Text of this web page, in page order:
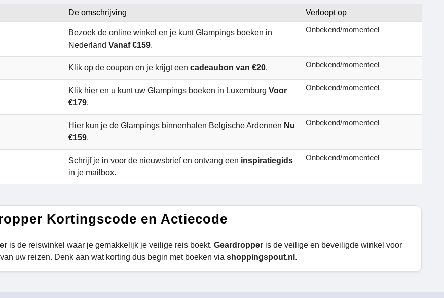
De omschrijving
Verloopt op
Bezoek de online winkel en je kunt Glampings boeken in
Nederland Vanaf €159.
Onbekend/momenteel
Klik op de coupon en je krijgt een cadeaubon van €20. Onbekend/momenteel
Klik hier en u kunt uw Glampings boeken in Luxemburg Voor
€179.
Onbekend/momenteel
Hier kun je de Glampings binnenhalen Belgische Ardennen Nu
€159.
Onbekend/momenteel
Schrijf je in voor de nieuwsbrief en ontvang een inspiratiegids
in je mailbox.
Onbekend/momenteel
Kortingscode en Actiecode
is de reiswinkel waar je gemakkelijk je veilige reis boekt. Geardropper is de veilige en beveiligde winkel voor
uw reizen. Denk aan wat korting dus begin met boeken via shoppingspout.nl .